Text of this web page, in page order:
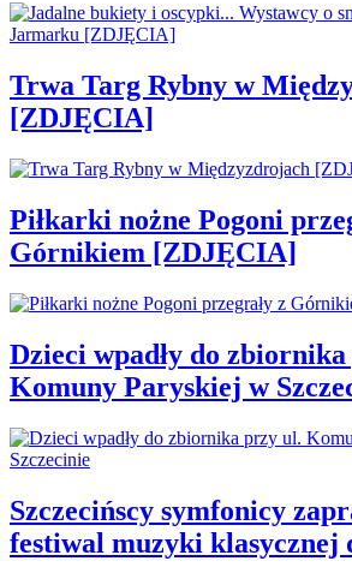
Trwa Targ Rybny w
[ZDJĘCIA]
Piłkarki nożne Pogoni
Górnikiem [ZDJĘCIA]
Dzieci wpadły do
Komuny Paryskiej w
Szczecińscy symfonicy
festiwal muzyki klasycznej